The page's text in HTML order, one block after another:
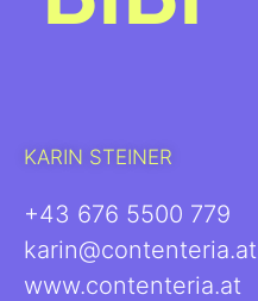
KARIN STEINER
+43 676 5500 779
karin@contenteria.at
www.contenteria.at